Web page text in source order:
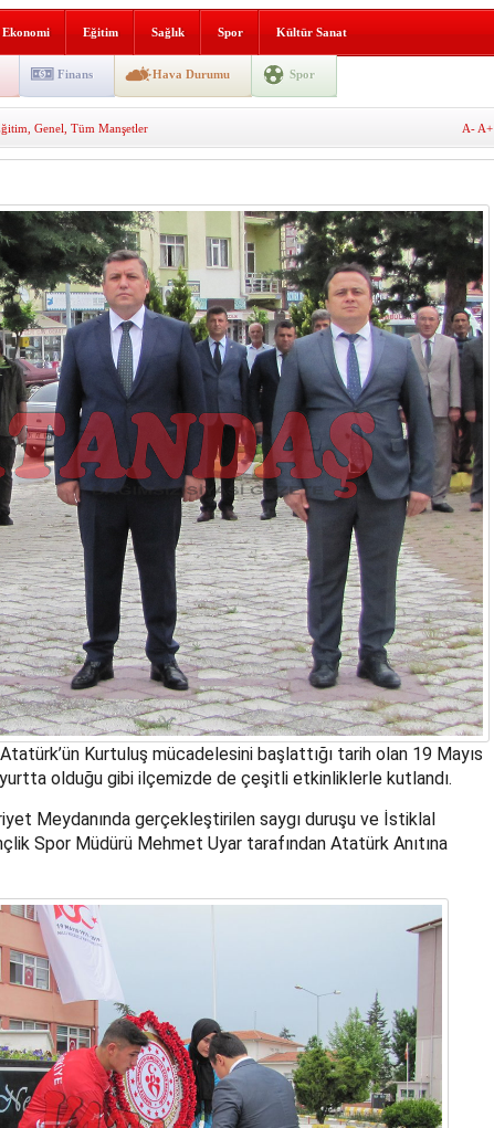
istifa depremi yaşandı!
Ekonomi Eğitim Sağlık Spor Kültür Sanat
Finans Hava Durumu Spor
Genel Tüm Manşetler A- A+
Kurtuluş mücadelesini başlattığı tarih olan 19 Mayıs
yurtta olduğu gibi ilçemizde de çeşitli etkinliklerle kutlandı.
Meydanında gerçekleştirilen saygı duruşu ve İstiklal
Spor Müdürü Mehmet Uyar tarafından Atatürk Anıtına